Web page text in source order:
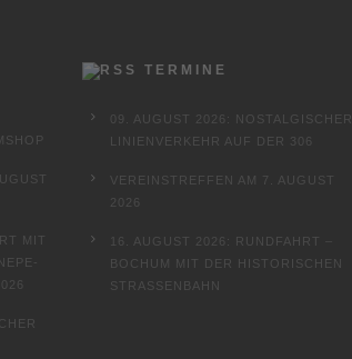
MIT
TERMINE
09. AUGUST 2026: NOSTALGISCHER
LINIENVERKEHR AUF DER 306
VEREINSTREFFEN AM 7. AUGUST
2026
16. AUGUST 2026: RUNDFAHRT –
BOCHUM MIT DER HISTORISCHEN
STRASSENBAHN